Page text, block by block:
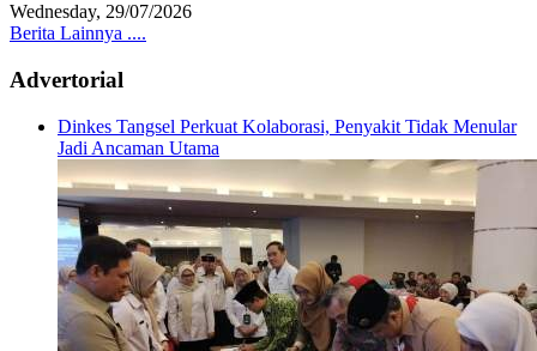
Wednesday, 29/07/2026
Berita Lainnya ....
Advertorial
Dinkes Tangsel Perkuat Kolaborasi, Penyakit Tidak Menular
Jadi Ancaman Utama